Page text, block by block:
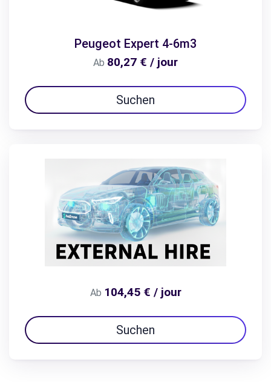
Peugeot Expert 4-6m3
Ab 80,27 € / jour
Suchen
Ab 104,45 € / jour
Suchen